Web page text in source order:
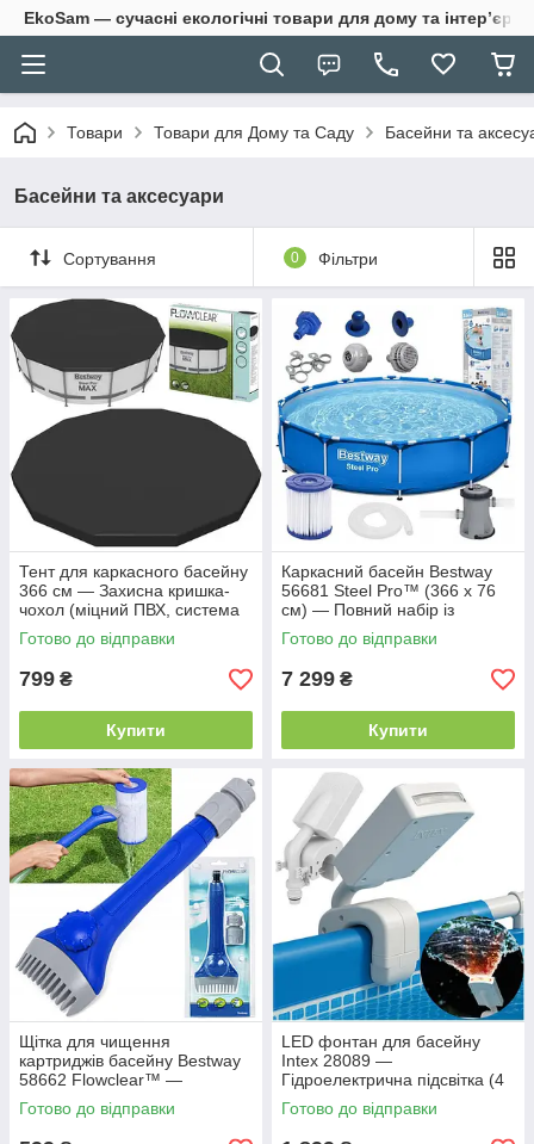
EkoSam — сучасні екологічні товари для дому та інтер’єру.
Товари Товари для Дому та Саду Басейни та
Басейни та аксесуари
Сортування 0 Фільтри
Тент для каркасного басейну
366 см — Захисна кришка-
чохол (міцний ПВХ, система
зливу дощової води)
Готово до відправки
799 ₴
Купити
Каркасний басейн Bestway
56681 Steel Pro™ (366 х 76
см) — Повний набір із
фільтр-насосом та
картриджем
Готово до відправки
7 299 ₴
Купити
Щітка для чищення
картриджів басейну Bestway
58662 Flowclear™ —
Насадка-гребінець на
садовий шланг для
Готово до відправки
LED фонтан для басейну
Intex 28089 —
Гідроелектрична підсвітка (4
кольори) для каркасних
басейнів Prism та Ultra Frame
Готово до відправки